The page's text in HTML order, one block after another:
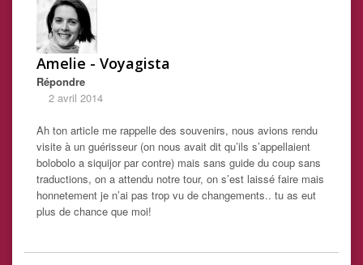
Amelie - Voyagista
Répondre
2 avril 2014
Ah ton article me rappelle des souvenirs, nous avions rendu
visite à un guérisseur (on nous avait dit qu’ils s’appellaient
bolobolo a siquijor par contre) mais sans guide du coup sans
traductions, on a attendu notre tour, on s’est laissé faire mais
honnetement je n’ai pas trop vu de changements.. tu as eut
plus de chance que moi!